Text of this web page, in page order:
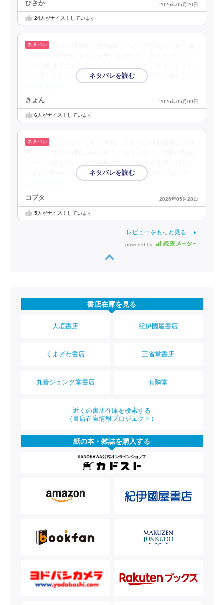
ひさか 2026年05月20日
24人がナイス！しています
りと淡々と進むストーリーでしたが、軽く読めて楽しかっ
きょん 2026年05月09日
6人がナイス！しています
て最後は蛇蔵との一騎打ち。本書で完結とは言うものの十
コブタ 2026年05月28日
5人がナイス！しています
レビューをもっと見る
powered by
書店在庫を見る
大垣書店 紀伊國屋書店
くまざわ書店 三省堂書店
丸善ジュンク堂書店 有隣堂
近くの書店在庫を検索する
（書店在庫情報プロジェクト）
紙の本・雑誌を購入する